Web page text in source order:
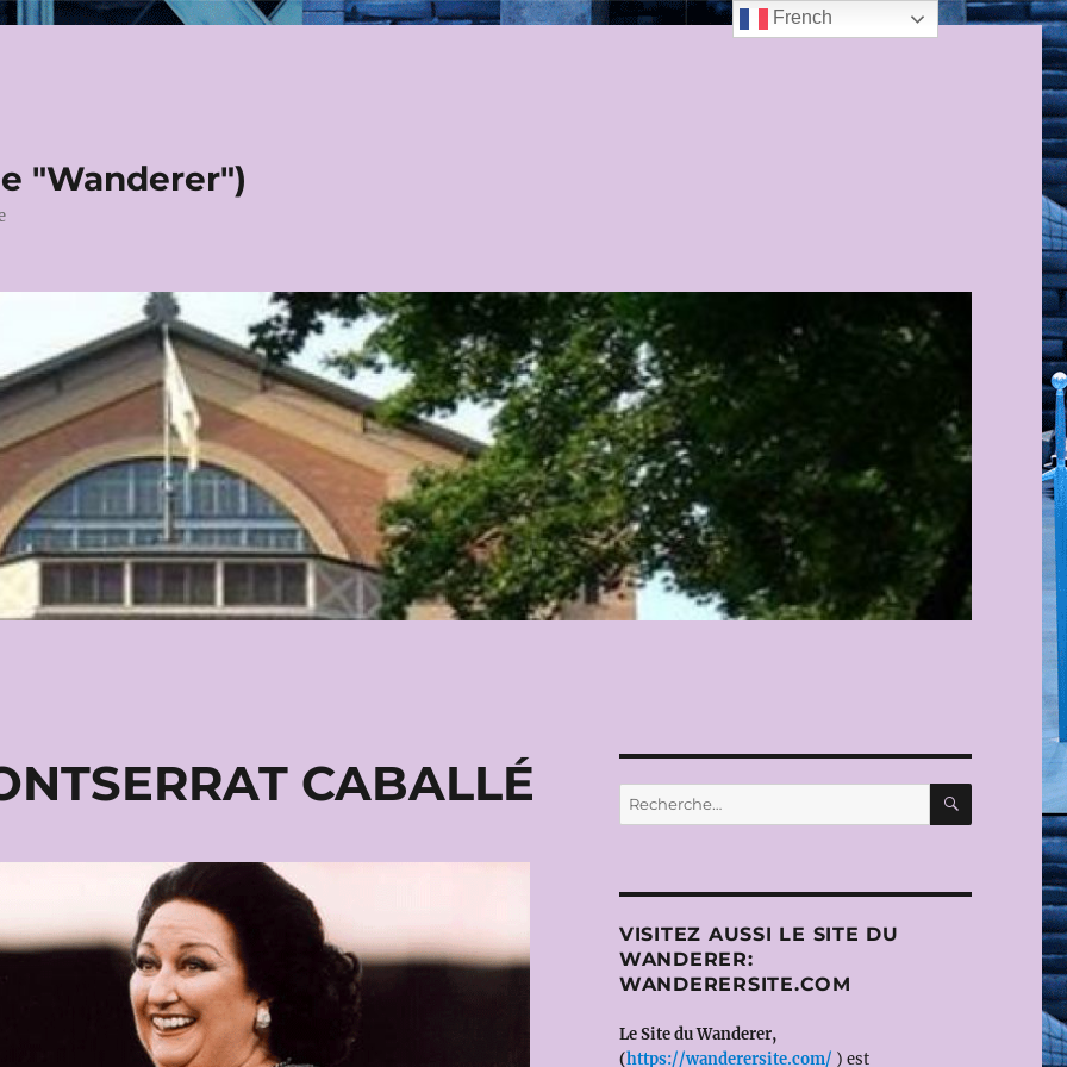
"Wanderer")
CABALLÉ
Recherche
pour :
VISITEZ AUSSI LE SITE DU
WANDERER:
WANDERERSITE.COM
Le Site du Wanderer,
(https://wanderersite.com/ ) est
French